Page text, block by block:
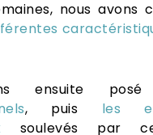
nous avons
ensuite
, puis les
soulevés par